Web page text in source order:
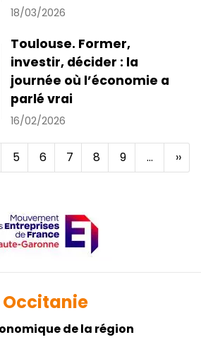
18/03/2026
Toulouse. Former,
investir, décider : la
journée où l’économie a
parlé vrai
16/02/2026
Page
5 Page
6 Page
7 Page
8 Page
9 … ››
Occitanie
de la région